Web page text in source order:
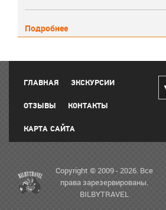
Подробнее
ГЛАВНАЯ ЭКСКУРСИИ
ОТЗЫВЫ КОНТАКТЫ
КАРТА САЙТА
Copyright © 2009 - 2026. Все
права зарезервированы.
BILBYTRAVEL